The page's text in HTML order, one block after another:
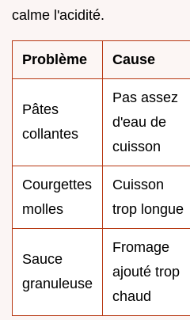
calme l'acidité.
Problème Cause
Pâtes
collantes
Pas assez
d'eau de
cuisson
Courgettes
molles
Cuisson
trop longue
Sauce
granuleuse
Fromage
ajouté trop
chaud